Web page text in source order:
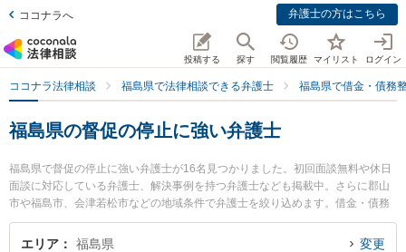
ココナラへ 弁護士の方はこちら
投稿する 探す 閲覧履歴 マイリスト ログイン
ココナラ法律相談 福島県で法律相談できる弁護士 福島県で借金・債務
福島県の督促の停止に強い弁護士
福島県で督促の停止に強い弁護士が16名見つかりました。初回面談無料や休日
面談に対応している弁護士、解決事例を持つ弁護士なども掲載中。さらに郡山
市や福島市、会津若松市などの地域条件で弁護士を絞り込めます。借金・債務
整理に関係する消費者金融の債務整理やクレジット会社の債務整理、リボ払い
の債務整理等の細かな分野での絞り込み検索もでき便利です。特に福島いなほ
エリア 福島県 変更